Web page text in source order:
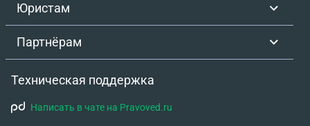
Юристам
Партнёрам
Техническая поддержка
Написать в чате на Pravoved.ru